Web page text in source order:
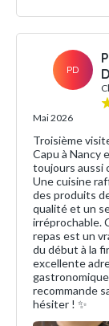
PD
Mai 2026
Troisième
Capu à Nancy
toujours aussi
Une cuisine
des produits
qualité et un
irréprochable.
repas est un
du début à la
excellente
recommande
hésiter ! ✨